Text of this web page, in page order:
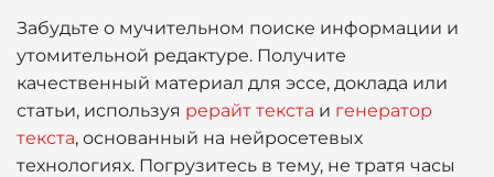
Забудьте о мучительном поиске информации и
утомительной редактуре. Получите
качественный материал для эссе, доклада или
статьи, используя рерайт текста и генератор
текста, основанный на нейросетевых
технологиях. Погрузитесь в тему, не тратя часы